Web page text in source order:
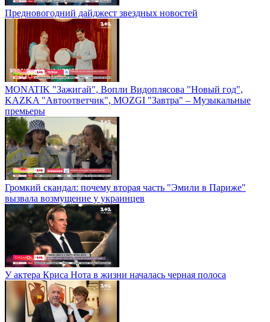
Предновогодний дайджест звездных новостей
MONATIK "Зажигай", Вопли Видоплясова "Новый год",
KAZKA "Автоответчик", MOZGI "Завтра" – Музыкальные
премьеры
Громкий скандал: почему вторая часть "Эмили в Париже"
вызвала возмущение у украинцев
У актера Криса Нота в жизни началась черная полоса